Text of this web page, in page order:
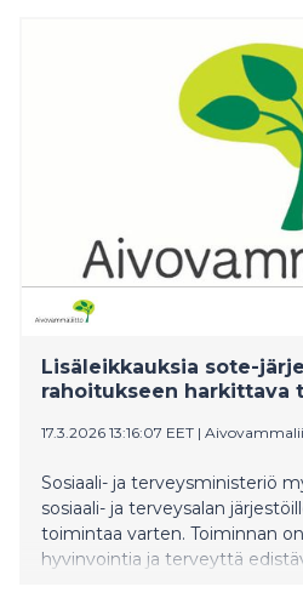
Lisäleikkauksia sote-
rahoitukseen harkittava
17.3.2026 13:16:07 EET |
Sosiaali- ja terveysministeriö
sosiaali- ja terveysalan
toimintaa varten. Toiminnan
hyvinvointia ja terveyttä